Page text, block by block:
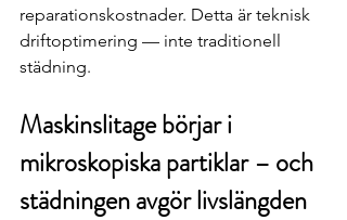
reparationskostnader. Detta är teknisk
driftoptimering — inte traditionell
städning.
Maskinslitage börjar i
mikroskopiska partiklar – och
städningen avgör livslängden